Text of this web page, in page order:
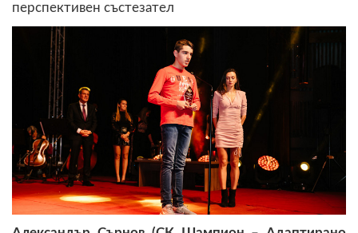
перспективен състезател